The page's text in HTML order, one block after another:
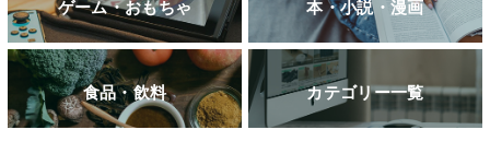
ゲーム・おもちゃ 本・小説・漫画
食品・飲料 カテゴリー一覧